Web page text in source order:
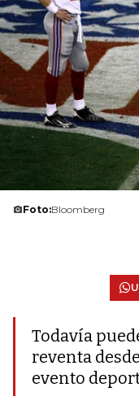
Foto:Bloomberg
Todavía
reventa
evento